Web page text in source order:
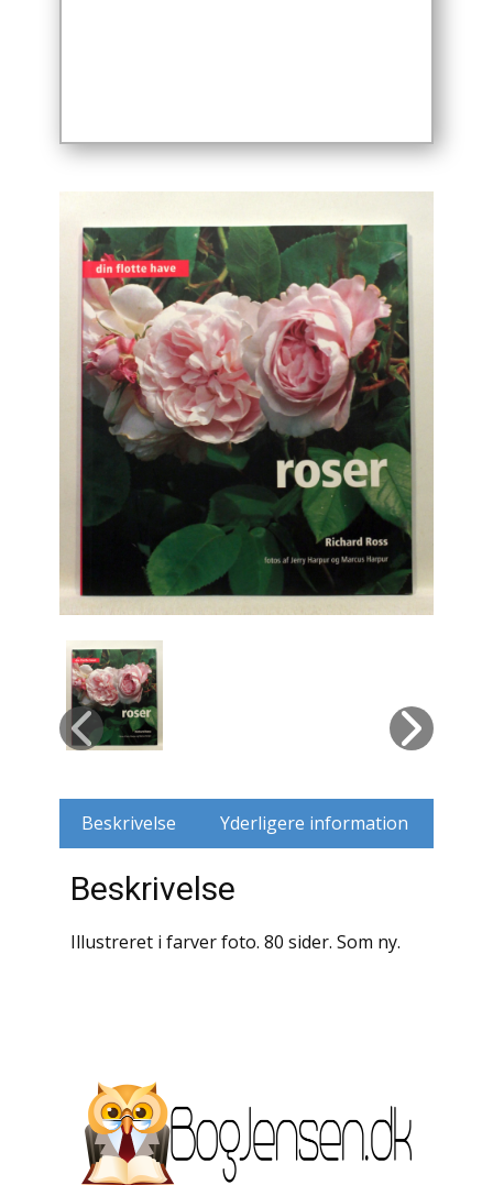
Design
Drikkevare / Øl / Vin
Engelsk
Erhverv
Europa
Fantasy / Sciencefiction
Filosofi
Håndarbejde
Håndværk
Historie
Hobby
Hus / Have
Husdyr
Jernbaner
Kirkehistorie / Religion
Krige / Slag
Landbrug / Skovbrug
Litteraturhistorie
Beskrivelse Yderligere information
Beskrivelse
Illustreret i farver foto. 80 sider. Som ny.